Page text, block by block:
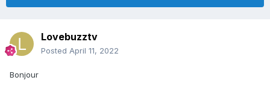
Lovebuzztv
Posted April 11, 2022
Bonjour